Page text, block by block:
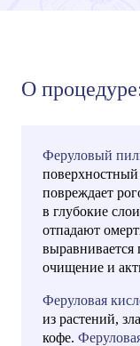
О
Феруловый
повреждает
в глубокие
отпадают
выравнивается
очищение и
Феруловая
из растений,
кофе.